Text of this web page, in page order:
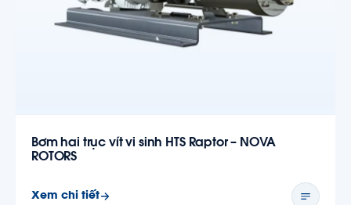
Bơm hai trục vít vi sinh HTS Raptor – NOVA
ROTORS
Xem chi tiết